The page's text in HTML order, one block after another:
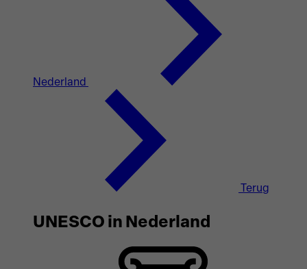
Nederland
Terug
UNESCO in Nederland